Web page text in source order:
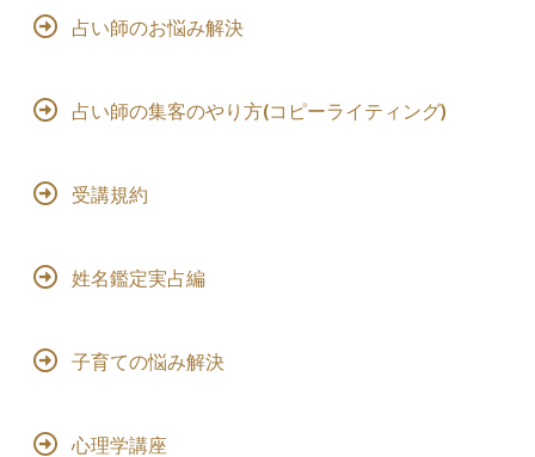
占い師のお悩み解決
占い師の集客のやり方(コピーライティング)
受講規約
姓名鑑定実占編
子育ての悩み解決
心理学講座